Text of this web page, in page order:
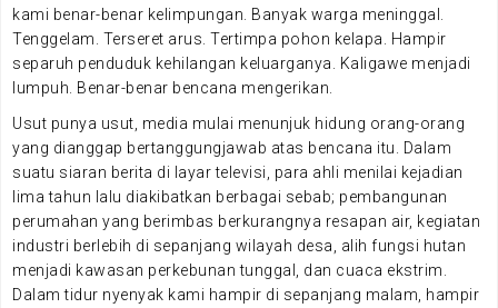
kami benar-benar kelimpungan. Banyak warga meninggal.
Tenggelam. Terseret arus. Tertimpa pohon kelapa. Hampir
separuh penduduk kehilangan keluarganya. Kaligawe menjadi
lumpuh. Benar-benar bencana mengerikan.
Usut punya usut, media mulai menunjuk hidung orang-orang
yang dianggap bertanggungjawab atas bencana itu. Dalam
suatu siaran berita di layar televisi, para ahli menilai kejadian
lima tahun lalu diakibatkan berbagai sebab; pembangunan
perumahan yang berimbas berkurangnya resapan air, kegiatan
industri berlebih di sepanjang wilayah desa, alih fungsi hutan
menjadi kawasan perkebunan tunggal, dan cuaca ekstrim.
Dalam tidur nyenyak kami hampir di sepanjang malam, hampir